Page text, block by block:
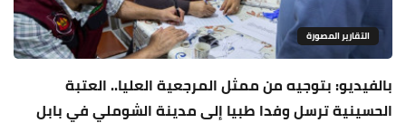
التقارير المصورة
بالفيديو: بتوجيه من ممثل المرجعية العليا.. العتبة
الحسينية ترسل وفدا طبيا إلى مدينة الشوملي في بابل